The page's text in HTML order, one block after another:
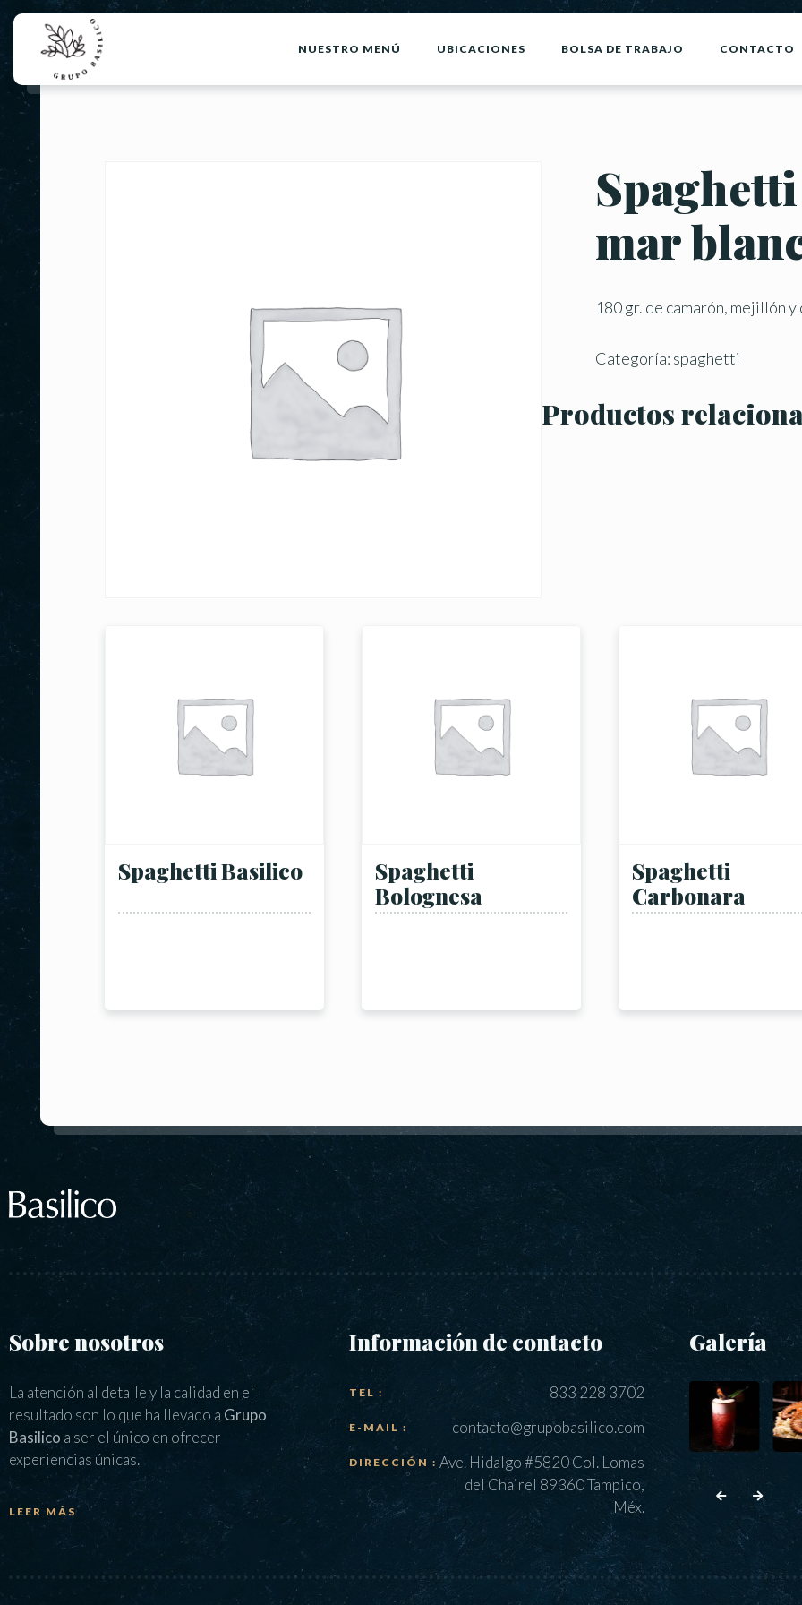
NUESTRO MENÚ UBICACIONES BOLSA DE TRABAJO CONTACTO
mar
180 gr. de camarón, mejillón
Categoría: spaghetti
Productos
Spaghetti Basilico
Spaghetti
Bolognesa
Spaghetti
Carbonara
Sobre nosotros
La atención al detalle y la calidad en el
resultado son lo que ha llevado a Grupo
Basilico a ser el único en ofrecer
experiencias únicas.
LEER MÁS
Información de contacto
TEL : 833 228 3702
E-MAIL : contacto@grupobasilico.com
DIRECCIÓN : Ave. Hidalgo #5820 Col. Lomas
del Chairel 89360 Tampico,
Méx.
Galería